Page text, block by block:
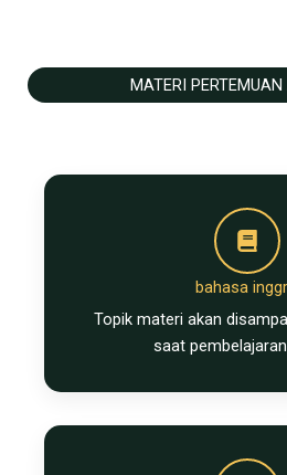
MATERI
bahasa
Topik materi akan
saat